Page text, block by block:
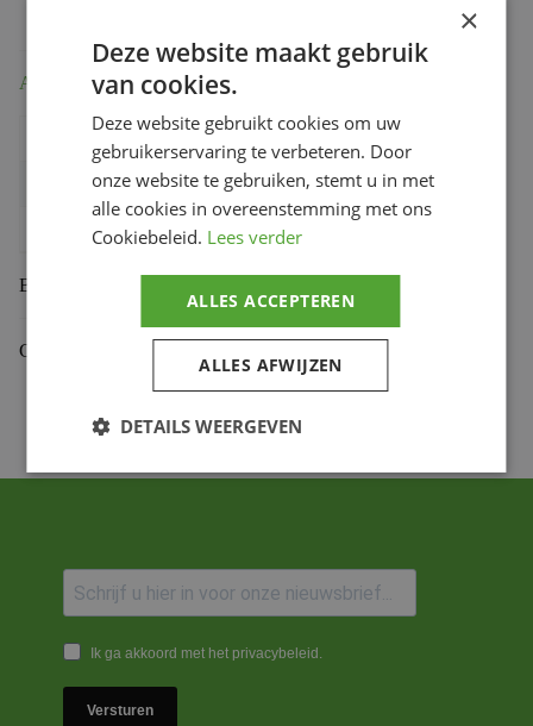
Aanvullende informatie
Bihr productcode 1104489,4712765145105
Productmerk SUPER B
Beoordelingen (0)
Gekoppelde Motoren
Ik ga akkoord met het privacybeleid.
Versturen
×
Deze website maakt gebruik
van cookies.
Deze website gebruikt cookies om uw
gebruikerservaring te verbeteren. Door
onze website te gebruiken, stemt u in met
alle cookies in overeenstemming met ons
Cookiebeleid. Lees verder
ALLES ACCEPTEREN
ALLES AFWIJZEN
DETAILS WEERGEVEN